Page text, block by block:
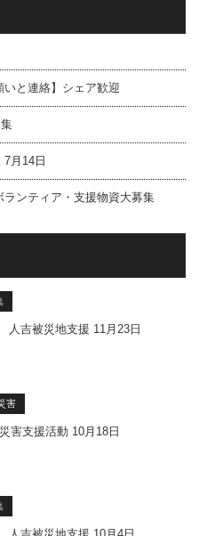
と連絡】シェア歓迎
月14日
ンティア・支援物資大募集
吉被災地支援 11月23日
害
害支援活動 10月18日